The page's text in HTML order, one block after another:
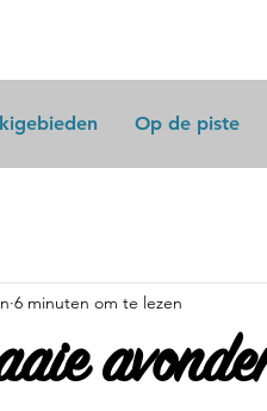
Op de piste
6 minuten om te lezen